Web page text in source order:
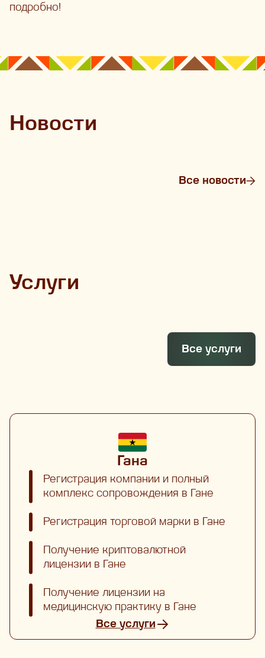
подробно!
Новости
Все новости
Услуги
Все услуги
Гана
Регистрация компании и полный
комплекс сопровождения в Гане
Регистрация торговой марки в Гане
Получение криптовалютной
лицензии в Гане
Получение лицензии на
медицинскую практику в Гане
Все услуги